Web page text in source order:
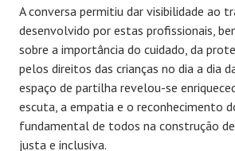
A conversa permitiu dar visibilidade ao
desenvolvido por estas profissionais,
sobre a importância do cuidado, da
pelos direitos das crianças no dia a dia
espaço de partilha revelou-se
escuta, a empatia e o reconhecimento
fundamental de todos na construção
justa e inclusiva.